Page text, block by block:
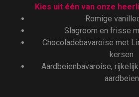
Kies uit één van onze
Romige
Slagroom en frisse
Chocoladebavaroise met
kersen
Aardbeienbavaroise,
aardbeien